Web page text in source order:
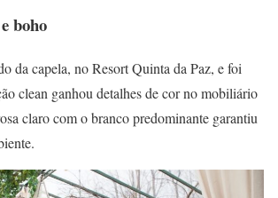
boho
da capela, no Resort Quinta da Paz, e foi
clean ganhou detalhes de cor no mobiliário
claro com o branco predominante garantiu